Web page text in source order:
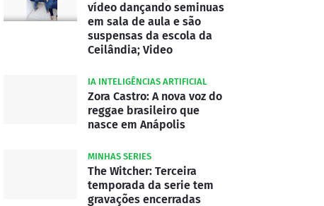
vídeo dançando seminuas
em sala de aula e são
suspensas da escola da
Ceilândia; Video
IA INTELIGÊNCIAS ARTIFICIAL
Zora Castro: A nova voz do
reggae brasileiro que
nasce em Anápolis
MINHAS SERIES
The Witcher: Terceira
temporada da serie tem
gravações encerradas